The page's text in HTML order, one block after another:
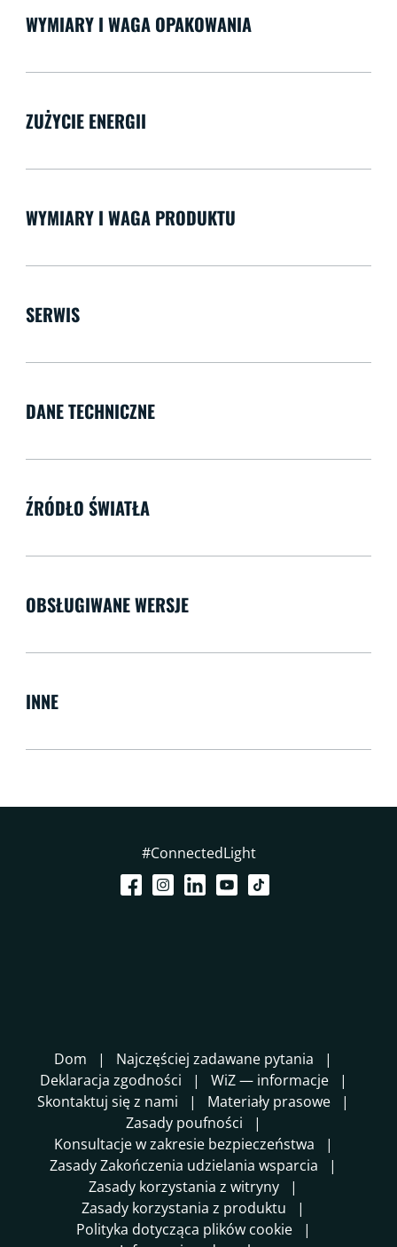
WYMIARY I WAGA OPAKOWANIA
ZUŻYCIE ENERGII
WYMIARY I WAGA PRODUKTU
SERWIS
DANE TECHNICZNE
ŹRÓDŁO ŚWIATŁA
OBSŁUGIWANE WERSJE
INNE
#ConnectedLight
Dom
Najczęściej zadawane pytania
Deklaracja zgodności
WiZ — informacje
Skontaktuj się z nami
Materiały prasowe
Zasady poufności
Konsultacje w zakresie bezpieczeństwa
Zasady Zakończenia udzielania wsparcia
Zasady korzystania z witryny
Zasady korzystania z produktu
Polityka dotycząca plików cookie